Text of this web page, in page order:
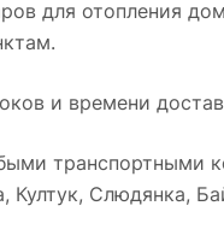
для отопления
и времени
транспортными
Култук, Слюдянка,